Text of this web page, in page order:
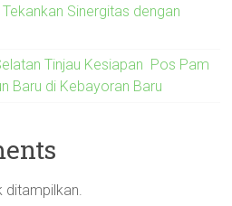
Sinergitas dengan
Tinjau Kesiapan Pos Pam
Baru di Kebayoran Baru
ditampilkan.